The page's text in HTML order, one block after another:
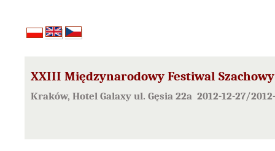
XXIII Międzynarodowy Festiwal Szachowy
Kraków, Hotel Galaxy ul. Gęsia 22a 2012-12-27/